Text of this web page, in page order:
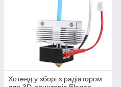
Хотенд у зборі з радіатором